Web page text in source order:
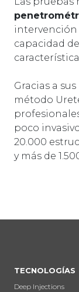
intervención
capacidad
Gracias a
método
poco
20.000
y más de
TECNOLOGÍAS
Deep Injections